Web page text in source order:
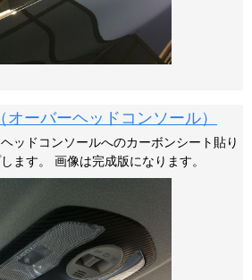
ーバーヘッドコンソール）
ッドコンソールへのカーボンシート貼り
ます。 画像は完成版になります。